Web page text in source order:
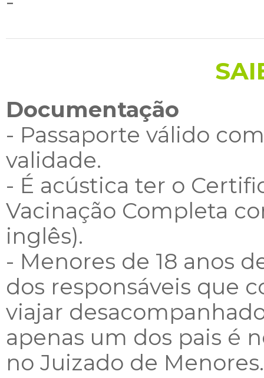
Documentação
- Passaporte válido
validade.
- É acústica ter o
Vacinação Completa
inglês).
- Menores de 18 anos
dos responsáveis que
viajar
apenas um dos pais é
no Juizado de Menores.